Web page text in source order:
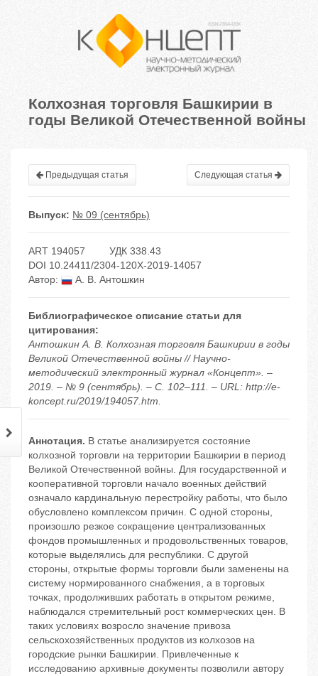
Колхозная торговля Башкирии в
годы Великой Отечественной войны
Предыдущая статья Следующая статья
Выпуск: № 09 (сентябрь)
ART 194057
УДК 338.43
DOI 10.24411/2304-120X-2019-14057
Автор:
А. В. Антошкин
Библиографическое описание статьи для
цитирования:
Антошкин А. В. Колхозная торговля Башкирии в годы
Великой Отечественной войны // Научно-
методический электронный журнал «Концепт». –
2019. – № 9 (сентябрь). – С. 102–111. – URL: http://e-
koncept.ru/2019/194057.htm.
Аннотация. В статье анализируется состояние
колхозной торговли на территории Башкирии в период
Великой Отечественной войны. Для государственной и
кооперативной торговли начало военных действий
означало кардинальную перестройку работы, что было
обусловлено комплексом причин. С одной стороны,
произошло резкое сокращение централизованных
фондов промышленных и продовольственных товаров,
которые выделялись для республики. С другой
стороны, открытые формы торговли были заменены на
систему нормированного снабжения, а в торговых
точках, продолживших работать в открытом режиме,
наблюдался стремительный рост коммерческих цен. В
таких условиях возросло значение привоза
сельскохозяйственных продуктов из колхозов на
городские рынки Башкирии. Привлеченные к
исследованию архивные документы позволили автору